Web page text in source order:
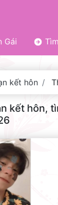
Gái
kết hôn
kết hôn,